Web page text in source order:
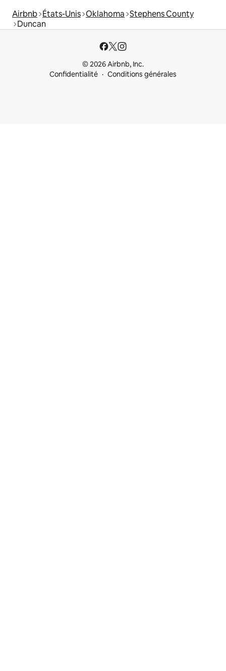
Airbnb États-Unis Oklahoma Stephens County
Duncan
© 2026 Airbnb, Inc.
Confidentialité
Conditions générales